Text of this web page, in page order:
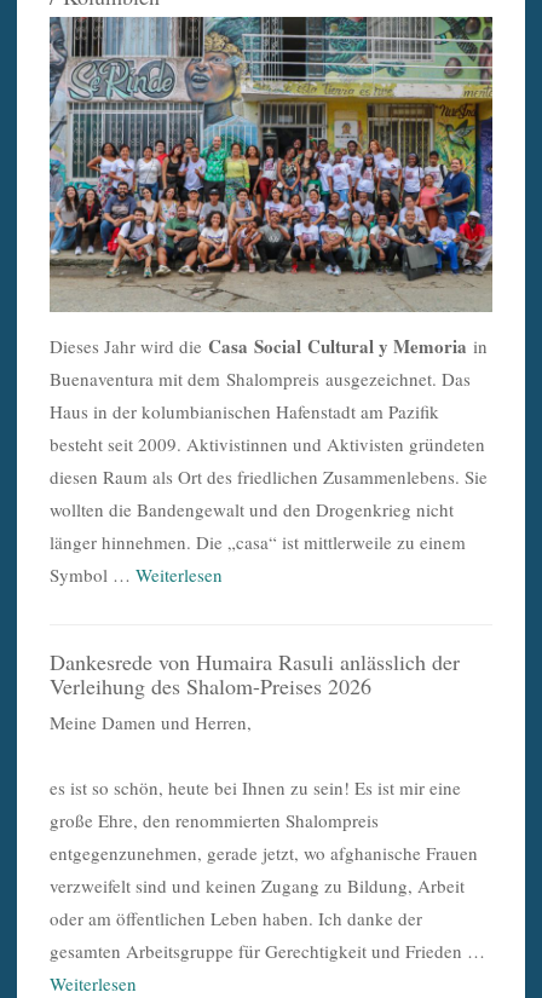
Dieses Jahr wird die Casa Social Cultural y Memoria in
Buenaventura mit dem Shalompreis ausgezeichnet. Das
Haus in der kolumbianischen Hafenstadt am Pazifik
besteht seit 2009. Aktivistinnen und Aktivisten gründeten
diesen Raum als Ort des friedlichen Zusammenlebens. Sie
wollten die Bandengewalt und den Drogenkrieg nicht
länger hinnehmen. Die „casa“ ist mittlerweile zu einem
Symbol … Weiterlesen
Dankesrede von Humaira Rasuli anlässlich der
Verleihung des Shalom-Preises 2026
Meine Damen und Herren,
es ist so schön, heute bei Ihnen zu sein! Es ist mir eine
große Ehre, den renommierten Shalompreis
entgegenzunehmen, gerade jetzt, wo afghanische Frauen
verzweifelt sind und keinen Zugang zu Bildung, Arbeit
oder am öffentlichen Leben haben. Ich danke der
gesamten Arbeitsgruppe für Gerechtigkeit und Frieden …
Weiterlesen